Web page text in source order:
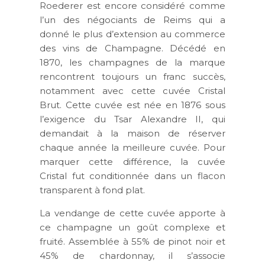
Roederer est encore considéré comme
l’un des négociants de Reims qui a
donné le plus d’extension au commerce
des vins de Champagne. Décédé en
1870, les champagnes de la marque
rencontrent toujours un franc succès,
notamment avec cette cuvée Cristal
Brut. Cette cuvée est née en 1876 sous
l’exigence du Tsar Alexandre II, qui
demandait à la maison de réserver
chaque année la meilleure cuvée. Pour
marquer cette différence, la cuvée
Cristal fut conditionnée dans un flacon
transparent à fond plat.
La vendange de cette cuvée apporte à
ce champagne un goût complexe et
fruité. Assemblée à 55% de pinot noir et
45% de chardonnay, il s’associe